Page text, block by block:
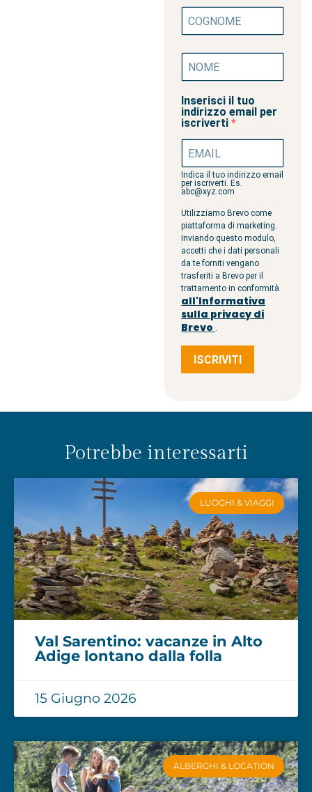
Inserisci il tuo
indirizzo email per
iscriverti
Indica il tuo indirizzo email
per iscriverti. Es.
abc@xyz.com
Utilizziamo Brevo come
piattaforma di marketing.
Inviando questo modulo,
accetti che i dati personali
da te forniti vengano
trasferiti a Brevo per il
trattamento in conformità
all'Informativa
sulla privacy di
Brevo .
ISCRIVITI
Potrebbe interessarti
LUOGHI & VIAGGI
Val Sarentino: vacanze in Alto
Adige lontano dalla folla
15 Giugno 2026
ALBERGHI & LOCATION